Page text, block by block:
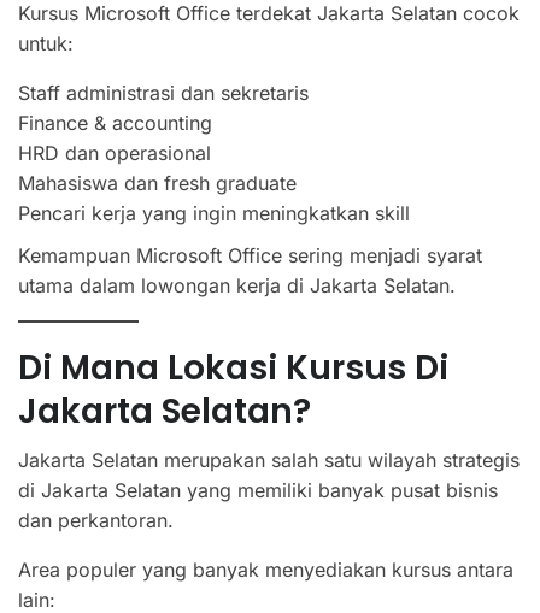
Kursus Microsoft Office terdekat Jakarta Selatan cocok
untuk:
Staff administrasi dan sekretaris
Finance & accounting
HRD dan operasional
Mahasiswa dan fresh graduate
Pencari kerja yang ingin meningkatkan skill
Kemampuan Microsoft Office sering menjadi syarat
utama dalam lowongan kerja di Jakarta Selatan.
Di Mana Lokasi Kursus Di
Jakarta Selatan?
Jakarta Selatan merupakan salah satu wilayah strategis
di Jakarta Selatan yang memiliki banyak pusat bisnis
dan perkantoran.
Area populer yang banyak menyediakan kursus antara
lain: